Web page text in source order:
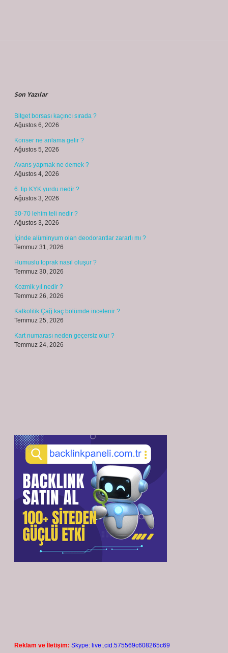
Son Yazılar
Bitget borsası kaçıncı sırada ?
Ağustos 6, 2026
Konser ne anlama gelir ?
Ağustos 5, 2026
Avans yapmak ne demek ?
Ağustos 4, 2026
6. tip KYK yurdu nedir ?
Ağustos 3, 2026
30-70 lehim teli nedir ?
Ağustos 3, 2026
İçinde alüminyum olan deodorantlar zararlı mı ?
Temmuz 31, 2026
Humuslu toprak nasıl oluşur ?
Temmuz 30, 2026
Kozmik yıl nedir ?
Temmuz 26, 2026
Kalkolitik Çağ kaç bölümde incelenir ?
Temmuz 25, 2026
Kart numarası neden geçersiz olur ?
Temmuz 24, 2026
Reklam ve İletişim: Skype: live:.cid.575569c608265c69